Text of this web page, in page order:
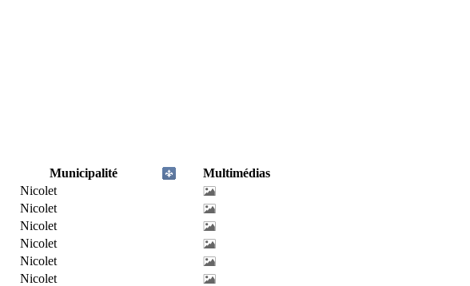
Municipalité
Multimédias
Nicolet
Nicolet
Nicolet
Nicolet
Nicolet
Nicolet